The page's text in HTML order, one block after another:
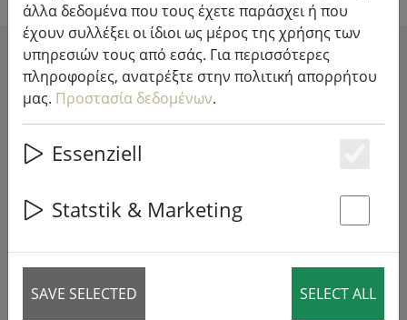
SHOW FILTERS
29 articles
άλλα δεδομένα που τους έχετε παράσχει ή που
έχουν συλλέξει οι ίδιοι ως μέρος της χρήσης των
υπηρεσιών τους από εσάς. Για περισσότερες
πληροφορίες, ανατρέξτε στην πολιτική απορρήτου
μας. Προστασία δεδομένων.
Essenziell
Statstik & Marketing
SAVE SELECTED SELECT ALL